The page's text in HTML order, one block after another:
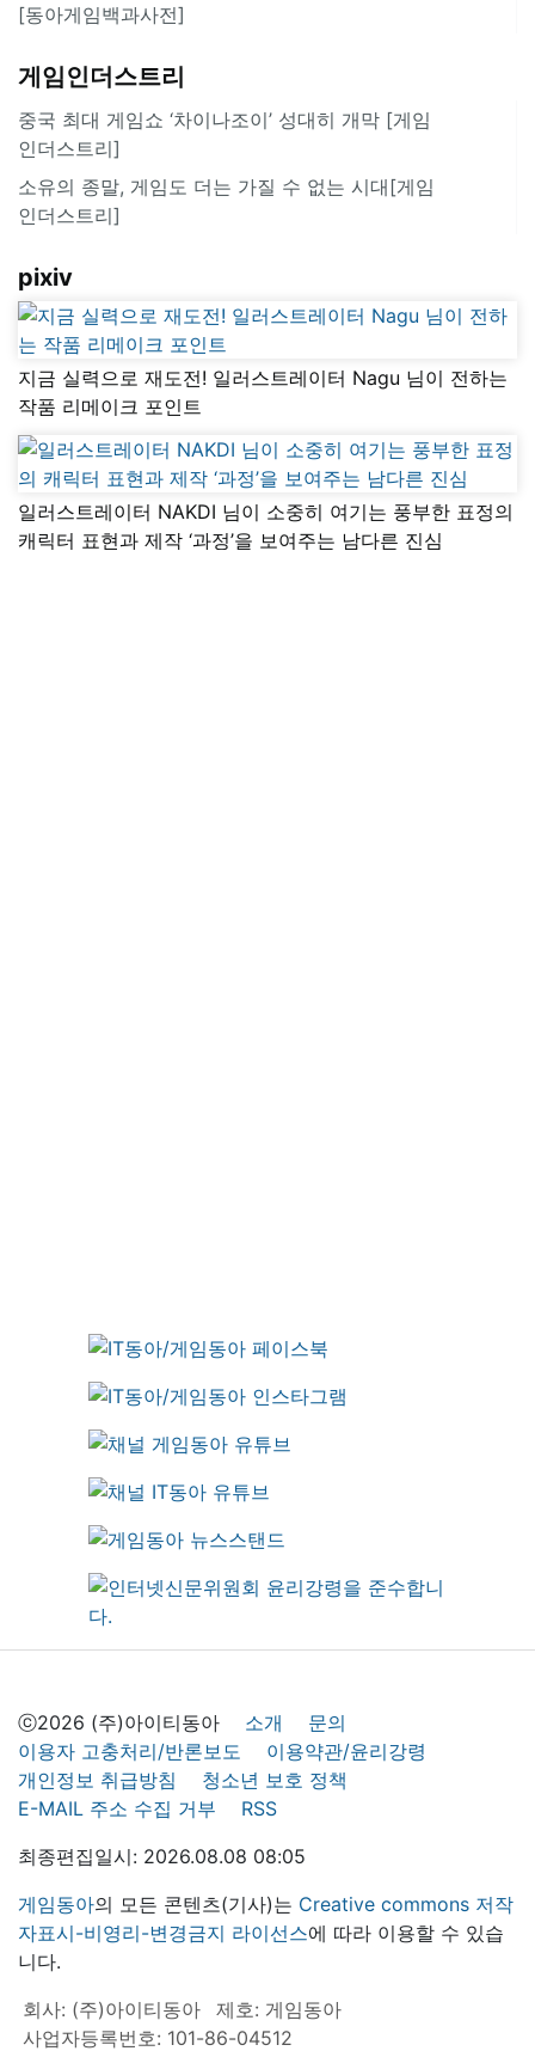
[동아게임백과사전]
게임인더스트리
중국 최대 게임쇼 ‘차이나조이’ 성대히 개막 [게임
인더스트리]
소유의 종말, 게임도 더는 가질 수 없는 시대[게임
인더스트리]
pixiv
지금 실력으로 재도전! 일러스트레이터 Nagu 님이 전하는
작품 리메이크 포인트
일러스트레이터 NAKDI 님이 소중히 여기는 풍부한 표정의
캐릭터 표현과 제작 ‘과정’을 보여주는 남다른 진심
ⓒ2026 (주)아이티동아 소개
문의
이용자 고충처리/반론보도
이용약관/윤리강령
개인정보 취급방침
청소년 보호 정책
E-MAIL 주소 수집 거부
RSS
최종편집일시: 2026.08.08 08:05
게임동아의 모든 콘텐츠(기사)는 Creative commons 저작
자표시-비영리-변경금지 라이선스에 따라 이용할 수 있습
니다.
회사: (주)아이티동아
제호: 게임동아
사업자등록번호: 101-86-04512